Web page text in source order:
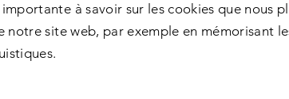
importante à savoir sur les cookies que nous
notre site web, par exemple en mémorisant